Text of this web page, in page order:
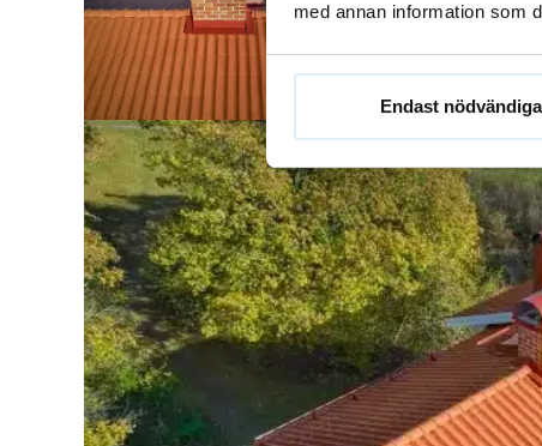
med annan information som
Endast nödvändiga